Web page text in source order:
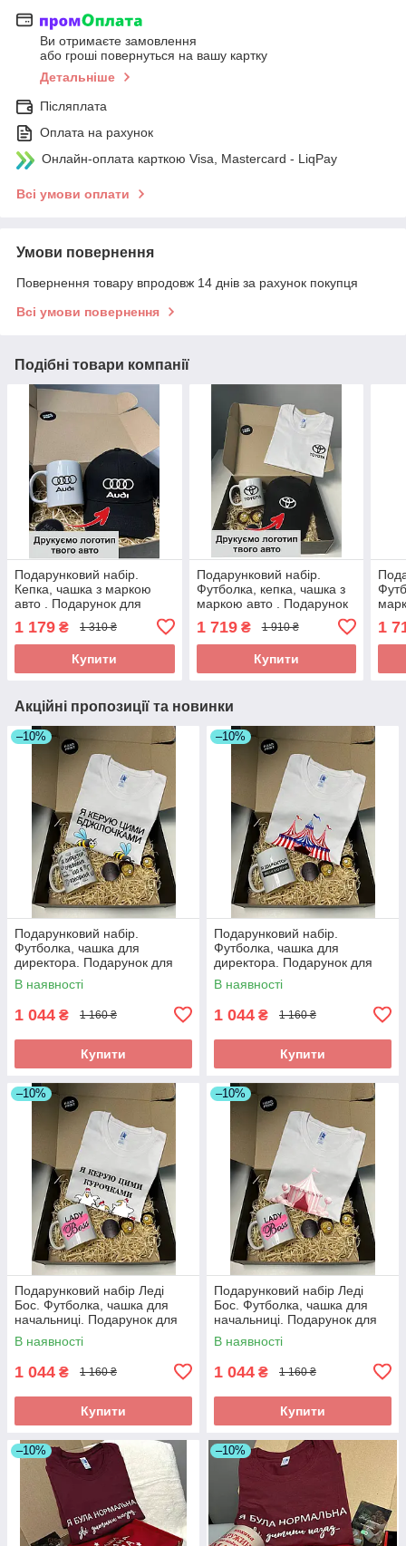
Ви отримаєте замовлення
або гроші повернуться на вашу картку
Детальніше
Післяплата
Оплата на рахунок
Онлайн-оплата карткою Visa, Mastercard - LiqPay
Всі умови оплати
Умови повернення
Повернення товару впродовж 14 днів за рахунок покупця
Всі умови повернення
Подібні товари компанії
Подарунковий набір.
Кепка, чашка з маркою
авто . Подарунок для
Audi(Ауді)
1 179 ₴ 1 310 ₴
Купити
Подарунковий набір.
Футболка, кепка, чашка з
маркою авто . Подарунок
для чоловіка з логотипом
TOYOTA
1 719₴ 1 910 ₴
Купити
1
Акційні пропозиції та новинки
–10%
Подарунковий набір.
Футболка, чашка для
директора. Подарунок для
директора
В наявності
1 044 ₴ 1 160 ₴
Купити
–10%
Подарунковий набір.
Футболка, чашка для
директора. Подарунок для
директора
В наявності
1 044 ₴ 1 160 ₴
Купити
–10%
Подарунковий набір Леді
Бос. Футболка, чашка для
начальниці. Подарунок для
директора
В наявності
1 044 ₴ 1 160 ₴
Купити
–10%
Подарунковий набір Леді
Бос. Футболка, чашка для
начальниці. Подарунок для
директора
В наявності
1 044 ₴ 1 160 ₴
Купити
–10% –10%